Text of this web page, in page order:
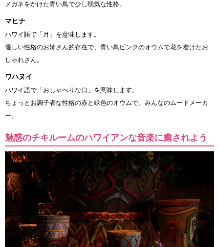
メガネをかけた青い鳥で少し弱気な性格。
マヒナ
ハワイ語で「月」を意味します。
優しい性格のお姉さん的存在で、青い鳥ピンクのオウムで花を着けたお
しゃれさん。
ワハヌイ
ハワイ語で「おしゃべりな口」を意味します。
ちょっとお調子者な性格の赤と緑色のオウムで、みんなのムードメーカ
ー。
魅惑のチキルームのハワイアンな音楽に癒されよう